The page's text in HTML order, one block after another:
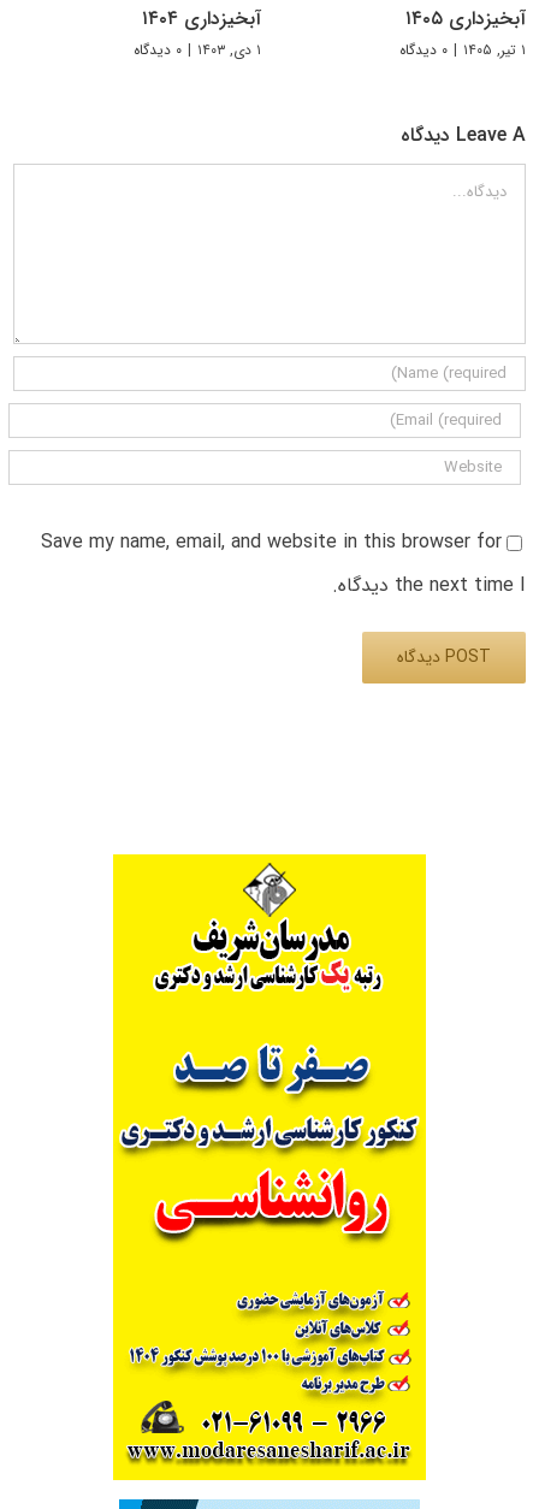
آبخیزداری ۱۴۰۵
۱ تیر, ۱۴۰۵ | ۰ دیدگاه
آبخیزداری ۱۴۰۴
۱ دی, ۱۴۰۳ | ۰ دیدگاه
Leave A دیدگاه
دیدگاه
Save my name, email, and website in this browser for
the next time I دیدگاه.